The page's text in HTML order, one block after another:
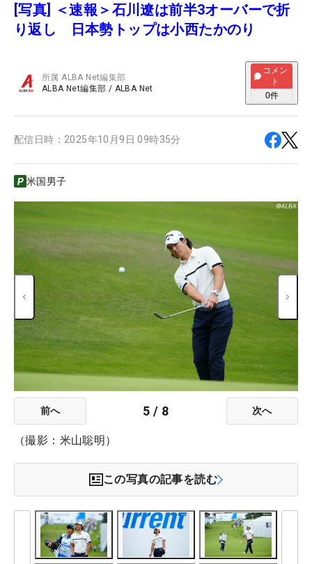
[写真] ＜速報＞石川遼は前半3オーバーで折
り返し 日本勢トップは小西たかのり
所属ALBA Net編集部
ALBA Net編集部 / ALBA Net
コメン
ト
0件
配信日時： 2025年10月9日 09時35分
米国男子
前へ 5 / 8 次へ
（撮影：米山聡明）
この写真の記事を読む